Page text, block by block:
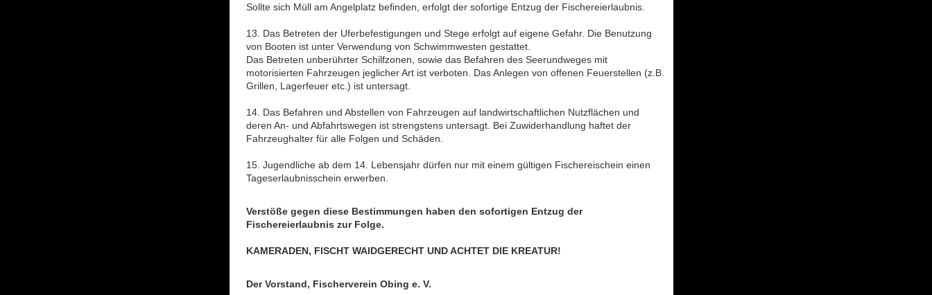
Sollte sich Müll am Angelplatz befinden, erfolgt der sofortige Entzug der Fischereierlaubnis.
13. Das Betreten der Uferbefestigungen und Stege erfolgt auf eigene Gefahr. Die Benutzung
von Booten ist unter Verwendung von Schwimmwesten gestattet.
Das Betreten unberührter Schilfzonen, sowie das Befahren des Seerundweges mit
motorisierten Fahrzeugen jeglicher Art ist verboten. Das Anlegen von offenen Feuerstellen (z.B.
Grillen, Lagerfeuer etc.) ist untersagt.
14. Das Befahren und Abstellen von Fahrzeugen auf landwirtschaftlichen Nutzflächen und
deren An- und Abfahrtswegen ist strengstens untersagt. Bei Zuwiderhandlung haftet der
Fahrzeughalter für alle Folgen und Schäden.
15. Jugendliche ab dem 14. Lebensjahr dürfen nur mit einem gültigen Fischereischein einen
Tageserlaubnisschein erwerben.
Verstöße gegen diese Bestimmungen haben den sofortigen Entzug der
Fischereierlaubnis zur Folge.
KAMERADEN, FISCHT WAIDGERECHT UND ACHTET DIE KREATUR!
Der Vorstand, Fischerverein Obing e. V.